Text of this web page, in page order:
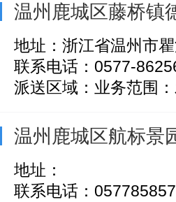
温州鹿城区藤桥镇
地址：浙江省温州市
联系电话：0577-
派送区域：业务范围
温州鹿城区航标景
地址：
联系电话：